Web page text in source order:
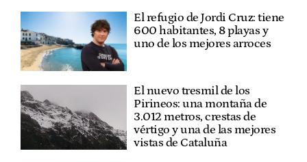
El refugio de Jordi Cruz: tiene
600 habitantes, 8 playas y
uno de los mejores arroces
El nuevo tresmil de los
Pirineos: una montaña de
3.012 metros, crestas de
vértigo y una de las mejores
vistas de Cataluña